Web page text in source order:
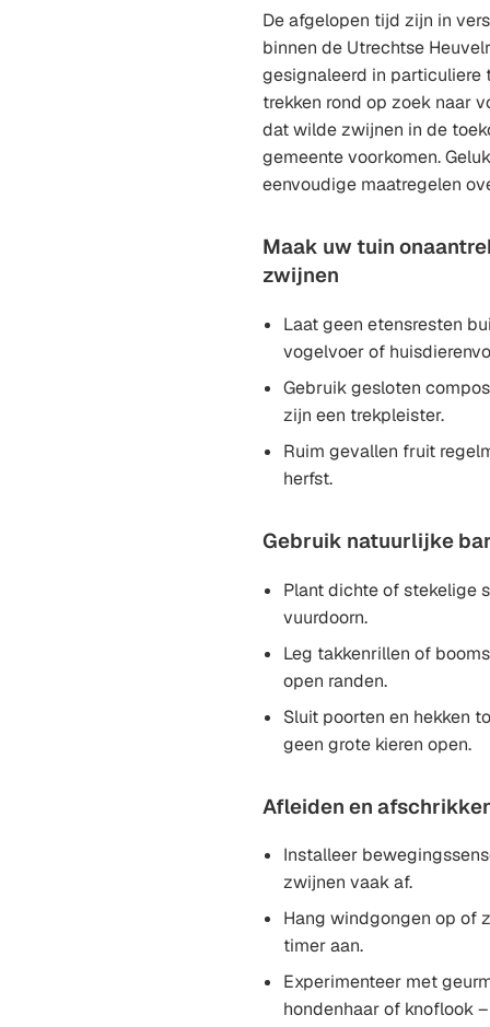
De afgelopen tijd zijn in
binnen de Utrechtse
gesignaleerd in particuliere
trekken rond op zoek naar
dat wilde zwijnen in de
gemeente voorkomen.
eenvoudige maatregelen
Maak uw tuin
zwijnen
Laat geen etensresten
vogelvoer of
Gebruik gesloten
zijn een trekpleister.
Ruim gevallen fruit
herfst.
Gebruik natuurlijke
Plant dichte of stekelige
vuurdoorn.
Leg takkenrillen of
open randen.
Sluit poorten en hekken
geen grote kieren open.
Afleiden en
Installeer
zwijnen vaak af.
Hang windgongen op of
timer aan.
Experimenteer met
hondenhaar of knoflook